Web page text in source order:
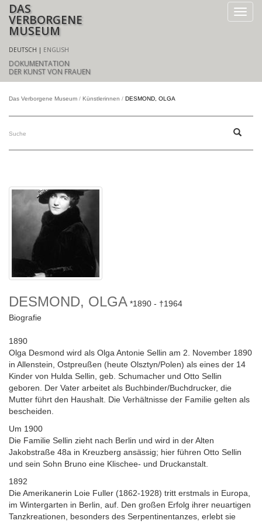
DAS
VERBORGENE
MUSEUM
DEUTSCH ENGLISH
DOKUMENTATION
DER KUNST VON FRAUEN
Das Verborgene Museum Künstlerinnen DESMOND, OLGA
DESMOND, OLGA 1890
1964
Biografie
1890
Olga Desmond wird als Olga Antonie Sellin am 2. November 1890
in Allenstein, Ostpreußen (heute Olsztyn/Polen) als eines der 14
Kinder von Hulda Sellin, geb. Schumacher und Otto Sellin
geboren. Der Vater arbeitet als Buchbinder/Buchdrucker, die
Mutter führt den Haushalt. Die Verhältnisse der Familie gelten als
bescheiden.
Um 1900
Die Familie Sellin zieht nach Berlin und wird in der Alten
Jakobstraße 48a in Kreuzberg ansässig; hier führen Otto Sellin
und sein Sohn Bruno eine Klischee- und Druckanstalt.
1892
Die Amerikanerin Loie Fuller (1862-1928) tritt erstmals in Europa,
im Wintergarten in Berlin, auf. Den großen Erfolg ihrer neuartigen
Tanzkreationen, besonders des Serpentinentanzes, erlebt sie